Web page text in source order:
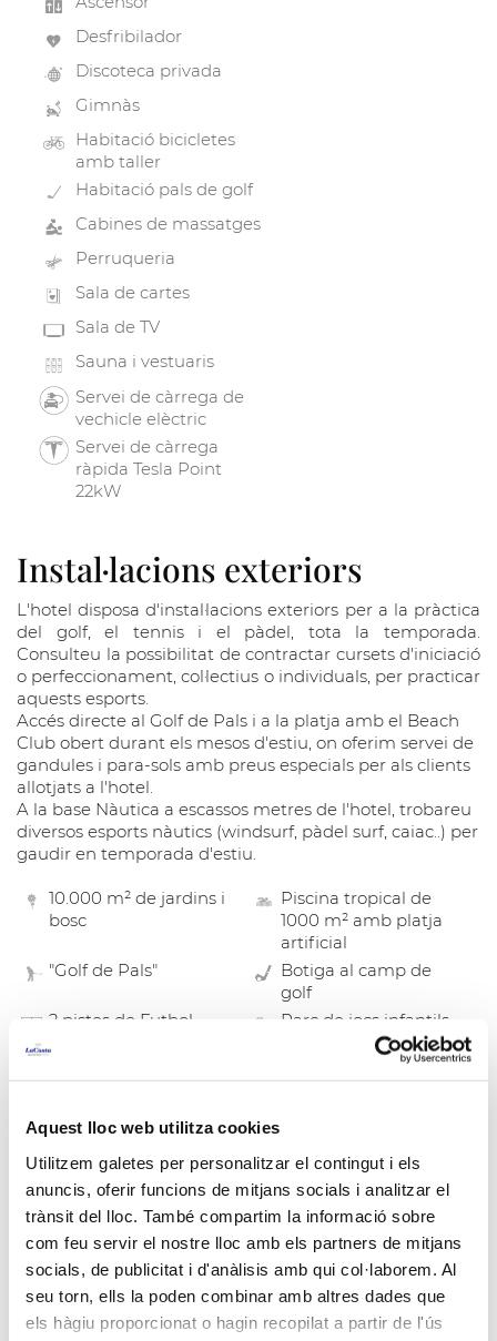
Aquest lloc web utilitza cookies
Utilitzem galetes per personalitzar el contingut i els
anuncis, oferir funcions de mitjans socials i analitzar el
trànsit del lloc. També compartim la informació sobre
com feu servir el nostre lloc amb els partners de mitjans
socials, de publicitat i d'anàlisis amb qui col·laborem. Al
seu torn, ells la poden combinar amb altres dades que
els hàgiu proporcionat o hagin recopilat a partir de l'ús
Desfribilador
Discoteca privada
Gimnàs
Habitació bicicletes
amb taller
Habitació pals de golf
Cabines de massatges
Perruqueria
Sala de cartes
Sala de TV
Sauna i vestuaris
Servei de càrrega de
vechicle elèctric
Servei de càrrega
ràpida Tesla Point
22kW
Instal·lacions exteriors
L'hotel disposa d'instal·lacions exteriors per a la pràctica
del golf, el tennis i el pàdel, tota la temporada.
Consulteu la possibilitat de contractar cursets d'iniciació
o perfeccionament, col·lectius o individuals, per practicar
aquests esports.
Accés directe al Golf de Pals i a la platja amb el Beach
Club obert durant els mesos d'estiu, on oferim servei de
gandules i para-sols amb preus especials per als clients
allotjats a l'hotel.
A la base Nàutica a escassos metres de l'hotel, trobareu
diversos esports nàutics (windsurf, pàdel surf, caiac..) per
gaudir en temporada d'estiu.
10.000 m² de jardins i
bosc
Piscina tropical de
1000 m² amb platja
artificial
"Golf de Pals"
Botiga al camp de
golf
2 pistes de Futbol
Parc de jocs infantils
1 pista de pàdel
tennisquick
Base nàutica Beach
Club